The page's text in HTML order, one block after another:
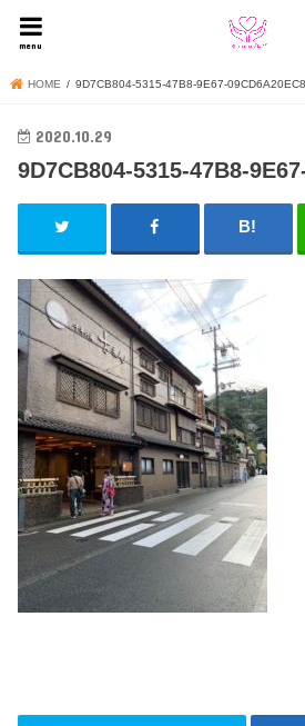
menu
HOME 9D7CB804-5315-47B8-9E67-
2020.10.29
9D7CB804-5315-47B8-